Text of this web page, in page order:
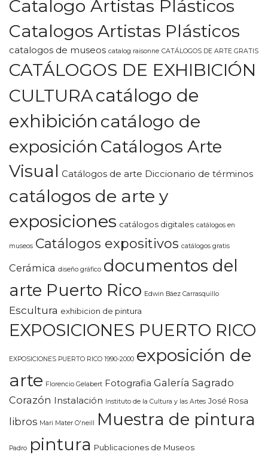
Catalogo Artistas Plásticos
Catalogos Artistas Plásticos
catalogos de museos catalog raisonne CATÁLOGOS DE ARTE GRATIS
CATÁLOGOS DE EXHIBICIÓN
CULTURAcatálogo de
exhibición catálogo de
exposición Catálogos Arte
Visual Catálogos de arte Diccionario de términos
catálogos de arte y
exposiciones catálogos digitales catálogos en
museos Catálogos expositivos catálogos gratis
Cerámica diseño gráfico documentos del
arte Puerto Rico Edwin Báez Carrasquillo
Escultura exhibicion de pintura
EXPOSICIONES PUERTO RICO
EXPOSICIONES PUERTO RICO 1990-2000 exposición de
arte Florencio Gelabert Fotografia Galería Sagrado
Corazón
Instalación Instituto de la Cultura y las Artes José Rosa
libros Mari Mater O'neill Muestra de pintura
Padro pintura Publicaciones de Museos